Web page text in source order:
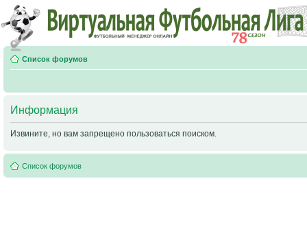
Список форумов
Информация
Извините, но вам запрещено пользоваться поиском.
Список форумов